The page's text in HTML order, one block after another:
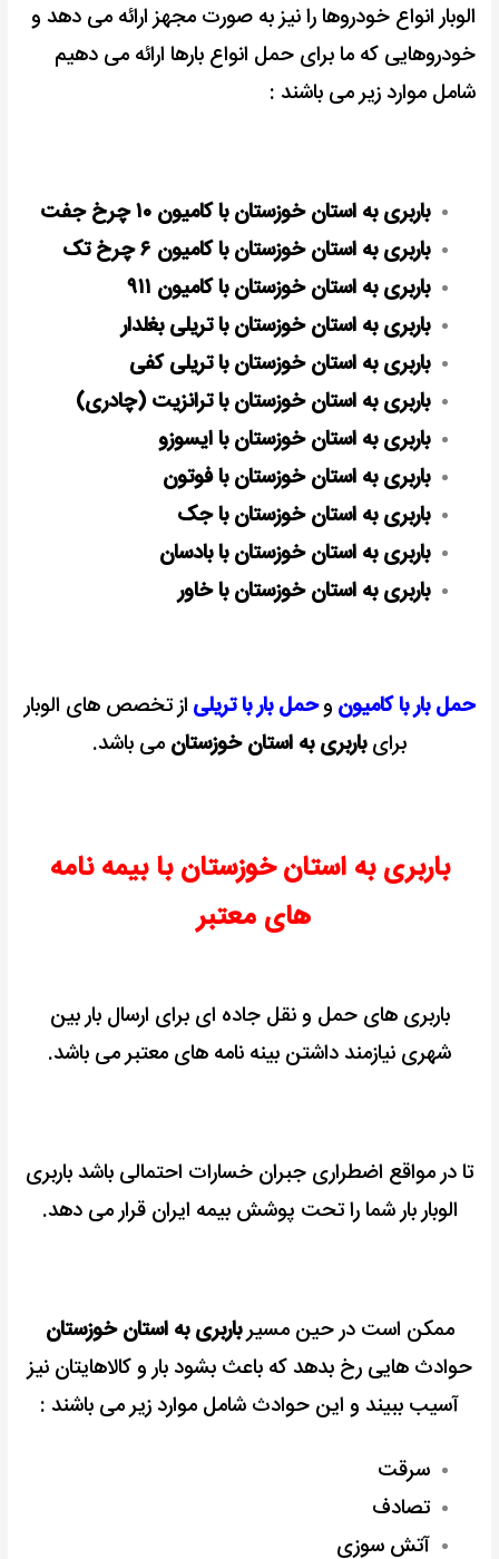
الوبار انواع خودروها را نیز به صورت مجهز ارائه می دهد و
خودروهایی که ما برای حمل انواع بارها ارائه می دهیم
شامل موارد زیر می باشند :
باربری به استان خوزستان با کامیون ۱۰ چرخ جفت
باربری به استان خوزستان با کامیون ۶ چرخ تک
باربری به استان خوزستان با کامیون ۹۱۱
باربری به استان خوزستان با تریلی بغلدار
باربری به استان خوزستان با تریلی کفی
باربری به استان خوزستان با ترانزیت (چادری)
باربری به استان خوزستان با ایسوزو
باربری به استان خوزستان با فوتون
باربری به استان خوزستان با جک
باربری به استان خوزستان با بادسان
باربری به استان خوزستان با خاور
حمل بار با کامیون وحمل بار با تریلی از تخصص های الوبار
برایباربری به استان خوزستان می باشد.
باربری به استان خوزستان با بیمه نامه
های معتبر
باربری های حمل و نقل جاده ای برای ارسال بار بین
شهری نیازمند داشتن بینه نامه های معتبر می باشد.
تا در مواقع اضطراری جبران خسارات احتمالی باشد باربری
الوبار بار شما را تحت پوشش بیمه ایران قرار می دهد.
ممکن است در حین مسیرباربری به استان خوزستان
حوادث هایی رخ بدهد که باعث بشود بار و کالاهایتان نیز
آسیب ببیند و این حوادث شامل موارد زیر می باشند :
سرقت
تصادف
آتش سوزی